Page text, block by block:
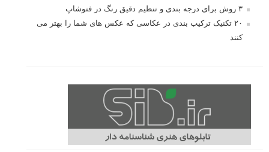
۳ روش برای درجه بندی و تنظیم دقیق رنگ در فتوشاپ
۲۰ تکنیک ترکیب بندی در عکاسی که عکس های شما را بهتر می
کنند